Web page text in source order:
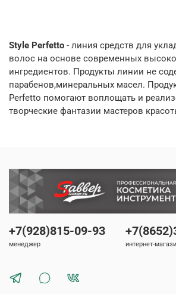
Style Perfetto - линия средств для
волос на основе современных
ингредиентов. Продукты линии не
парабенов,минеральных масел.
Perfetto помогают воплощать и
творческие фантазии мастеров
+7(928)815-09-93
менеджер интернет-